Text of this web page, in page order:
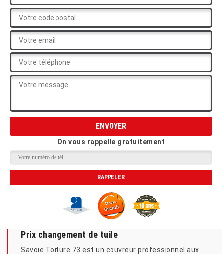
On vous rappelle gratuitement
Prix changement de tuile
Savoie Toiture 73 est un couvreur professionnel aux